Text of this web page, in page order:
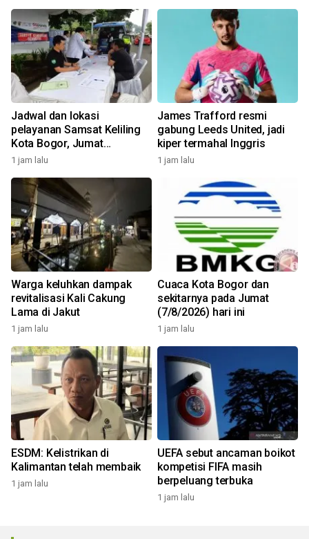
Jadwal dan lokasi
pelayanan Samsat Keliling
Kota Bogor, Jumat
(7/8/2026)
1 jam lalu
James Trafford resmi
gabung Leeds United, jadi
kiper termahal Inggris
1 jam lalu
Warga keluhkan dampak
revitalisasi Kali Cakung
Lama di Jakut
1 jam lalu
Cuaca Kota Bogor dan
sekitarnya pada Jumat
(7/8/2026) hari ini
1 jam lalu
ESDM: Kelistrikan di
Kalimantan telah membaik
1 jam lalu
UEFA sebut ancaman boikot
kompetisi FIFA masih
berpeluang terbuka
1 jam lalu